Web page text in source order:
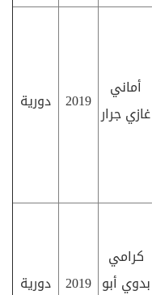
أماني
غازي جرار
2019 دورية
كرامي
بدوي أبو 2019 دورية